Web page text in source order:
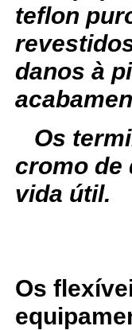
teflon
danos à
Os
cromo de
vida útil.
Os